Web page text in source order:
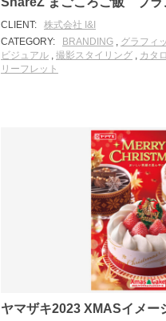
CLIENT:
株式会社 I&I
CATEGORY:
BRANDING グラフィ
ビジュアル
撮影スタイリング カタ
リーフレット
ヤマザキ2023 XMASイメー